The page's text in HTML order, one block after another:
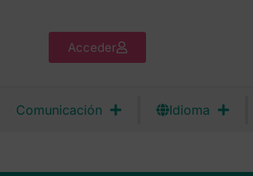
Acceder
Comunicación Idioma